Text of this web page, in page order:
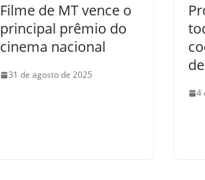
Filme de MT vence o
principal prêmio do
cinema nacional
31 de agosto de 2025
4